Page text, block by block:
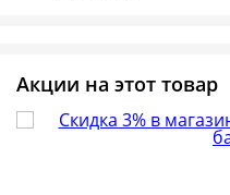
Акции на этот товар